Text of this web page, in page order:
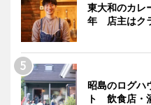
東大和のカレ
年 店主はク
昭島のログハ
ト 飲食店・